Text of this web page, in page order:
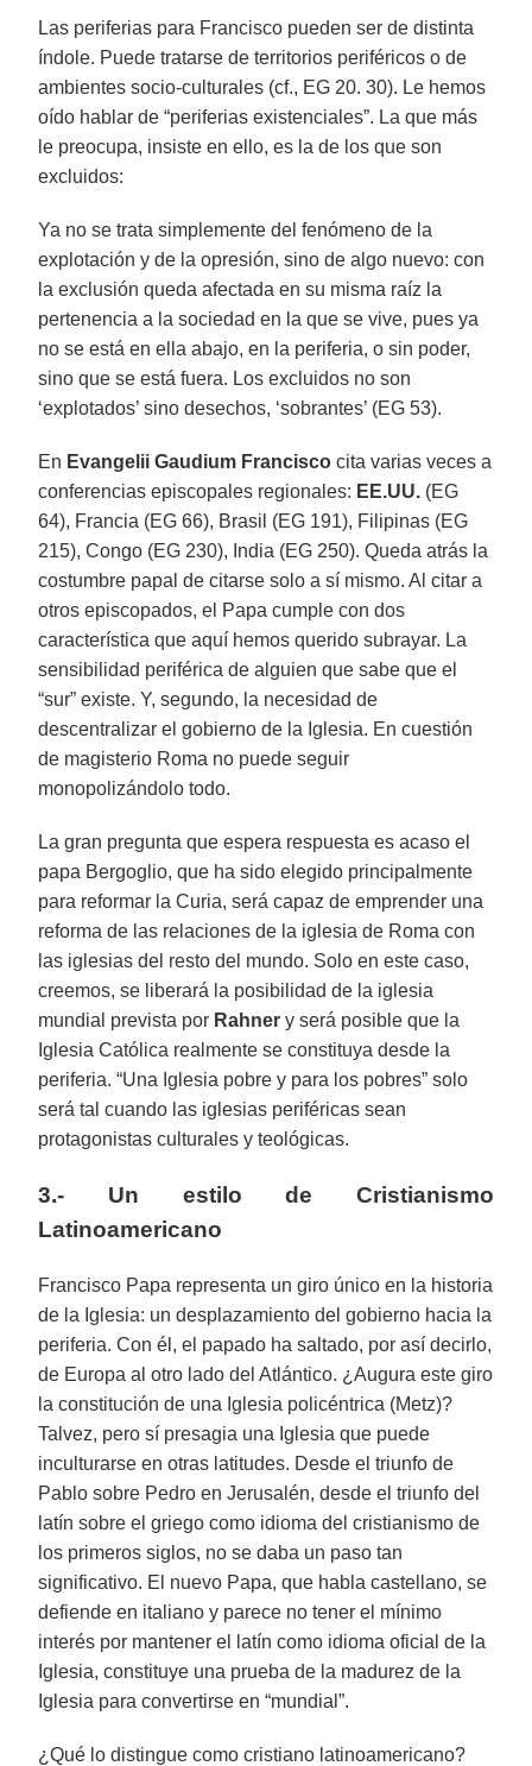
Las periferias para Francisco pueden ser de distinta
índole. Puede tratarse de territorios periféricos o de
ambientes socio-culturales (cf., EG 20. 30). Le hemos
oído hablar de “periferias existenciales”. La que más
le preocupa, insiste en ello, es la de los que son
excluidos:
Ya no se trata simplemente del fenómeno de la
explotación y de la opresión, sino de algo nuevo: con
la exclusión queda afectada en su misma raíz la
pertenencia a la sociedad en la que se vive, pues ya
no se está en ella abajo, en la periferia, o sin poder,
sino que se está fuera. Los excluidos no son
‘explotados’ sino desechos, ‘sobrantes’ (EG 53).
En Evangelii Gaudium Francisco cita varias veces a
conferencias episcopales regionales: EE.UU. (EG
64), Francia (EG 66), Brasil (EG 191), Filipinas (EG
215), Congo (EG 230), India (EG 250). Queda atrás la
costumbre papal de citarse solo a sí mismo. Al citar a
otros episcopados, el Papa cumple con dos
característica que aquí hemos querido subrayar. La
sensibilidad periférica de alguien que sabe que el
“sur” existe. Y, segundo, la necesidad de
descentralizar el gobierno de la Iglesia. En cuestión
de magisterio Roma no puede seguir
monopolizándolo todo.
La gran pregunta que espera respuesta es acaso el
papa Bergoglio, que ha sido elegido principalmente
para reformar la Curia, será capaz de emprender una
reforma de las relaciones de la iglesia de Roma con
las iglesias del resto del mundo. Solo en este caso,
creemos, se liberará la posibilidad de la iglesia
mundial prevista por Rahner y será posible que la
Iglesia Católica realmente se constituya desde la
periferia. “Una Iglesia pobre y para los pobres” solo
será tal cuando las iglesias periféricas sean
protagonistas culturales y teológicas.
3.- Un estilo de Cristianismo
Latinoamericano
Francisco Papa representa un giro único en la historia
de la Iglesia: un desplazamiento del gobierno hacia la
periferia. Con él, el papado ha saltado, por así decirlo,
de Europa al otro lado del Atlántico. ¿Augura este giro
la constitución de una Iglesia policéntrica (Metz)?
Talvez, pero sí presagia una Iglesia que puede
inculturarse en otras latitudes. Desde el triunfo de
Pablo sobre Pedro en Jerusalén, desde el triunfo del
latín sobre el griego como idioma del cristianismo de
los primeros siglos, no se daba un paso tan
significativo. El nuevo Papa, que habla castellano, se
defiende en italiano y parece no tener el mínimo
interés por mantener el latín como idioma oficial de la
Iglesia, constituye una prueba de la madurez de la
Iglesia para convertirse en “mundial”.
¿Qué lo distingue como cristiano latinoamericano?